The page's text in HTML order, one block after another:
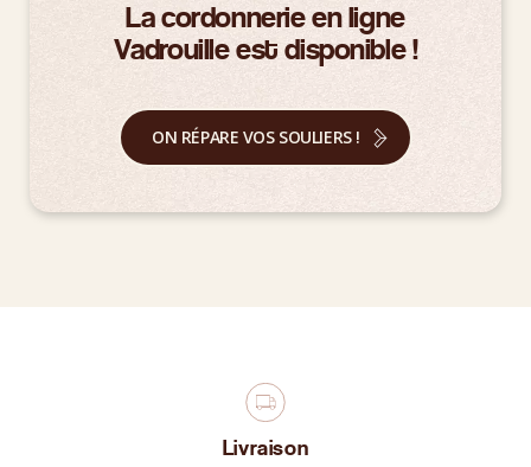
La cordonnerie en ligne
Vadrouille est disponible !
ON RÉPARE VOS SOULIERS !
Livraison